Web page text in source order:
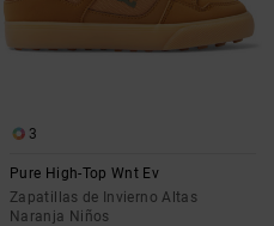
3
Pure High-Top Wnt Ev
Zapatillas de Invierno Altas
Naranja Niños